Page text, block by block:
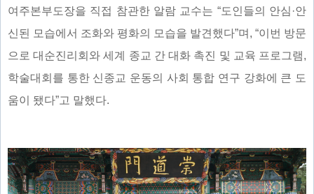
여주본부도장을 직접 참관한 알람 교수는 “도인들의 안심·안
신된 모습에서 조화와 평화의 모습을 발견했다”며, “이번 방문
으로 대순진리회와 세계 종교 간 대화 촉진 및 교육 프로그램,
학술대회를 통한 신종교 운동의 사회 통합 연구 강화에 큰 도
움이 됐다”고 말했다.